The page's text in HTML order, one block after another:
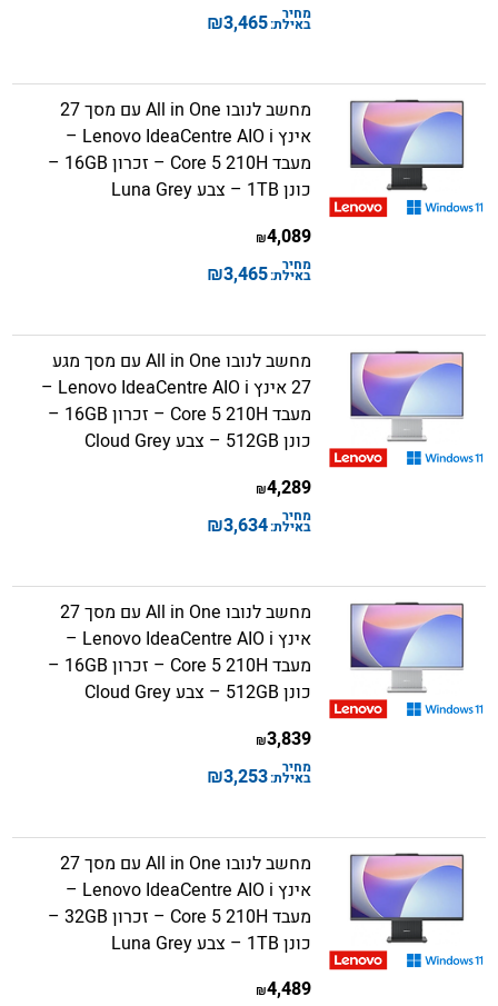
מחיר
באילת:3,465
₪
מחשב לנובו All in One עם מסך 27
אינץ Lenovo IdeaCentre AIO i –
מעבד Core 5 210H – זכרון 16GB –
כונן 1TB – צבע Luna Grey
4,089
₪
מחיר
באילת:3,465
₪
מחשב לנובו All in One עם מסך מגע
27 אינץ Lenovo IdeaCentre AIO i –
מעבד Core 5 210H – זכרון 16GB –
כונן 512GB – צבע Cloud Grey
4,289
₪
מחיר
באילת:3,634
₪
מחשב לנובו All in One עם מסך 27
אינץ Lenovo IdeaCentre AIO i –
מעבד Core 5 210H – זכרון 16GB –
כונן 512GB – צבע Cloud Grey
3,839
₪
מחיר
באילת:3,253
₪
מחשב לנובו All in One עם מסך 27
אינץ Lenovo IdeaCentre AIO i –
מעבד Core 5 210H – זכרון 32GB –
כונן 1TB – צבע Luna Grey
4,489
₪